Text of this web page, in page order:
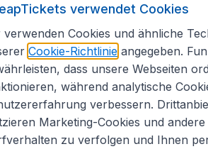
Informationen
verwendet Cookies
verwenden Cookies und ähnliche
Cookie-Richtlinieangegeben.
dass unsere Webseiten
während analytische
verbessern.
Marketing-Cookies und
zu verfolgen und Ihnen